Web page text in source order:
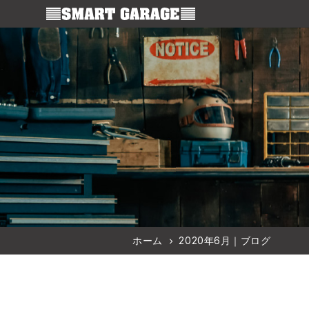
スマートガレージ
ホーム 2020年6月｜ブログ